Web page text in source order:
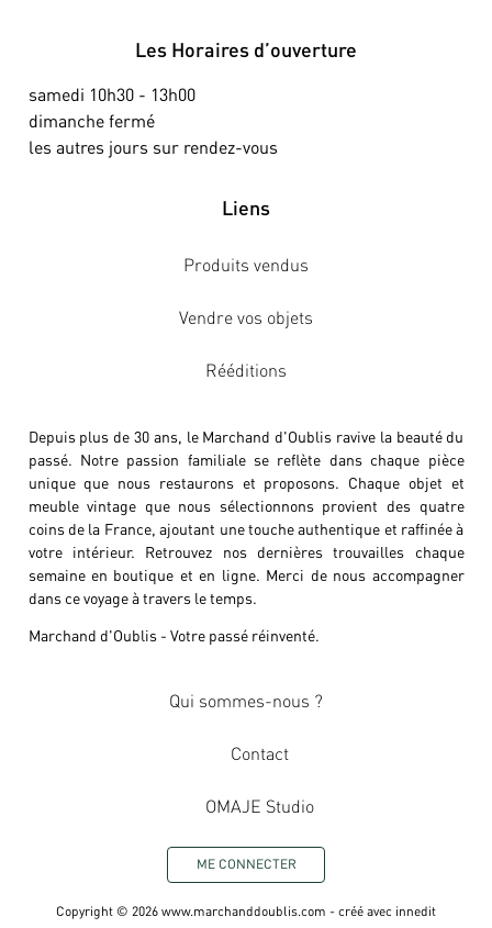
Les Horaires d’ouverture
samedi 10h30 - 13h00
dimanche fermé
les autres jours sur rendez-vous
Liens
Produits vendus
Vendre vos objets
Rééditions
Depuis plus de 30 ans, le Marchand d'Oublis ravive la beauté du
passé. Notre passion familiale se reflète dans chaque pièce
unique que nous restaurons et proposons. Chaque objet et
meuble vintage que nous sélectionnons provient des quatre
coins de la France, ajoutant une touche authentique et raffinée à
votre intérieur. Retrouvez nos dernières trouvailles chaque
semaine en boutique et en ligne. Merci de nous accompagner
dans ce voyage à travers le temps.
Marchand d'Oublis - Votre passé réinventé.
Qui sommes-nous ?
Contact
OMAJE Studio
ME CONNECTER
Copyright © 2026 www.marchanddoublis.com - créé avec innedit